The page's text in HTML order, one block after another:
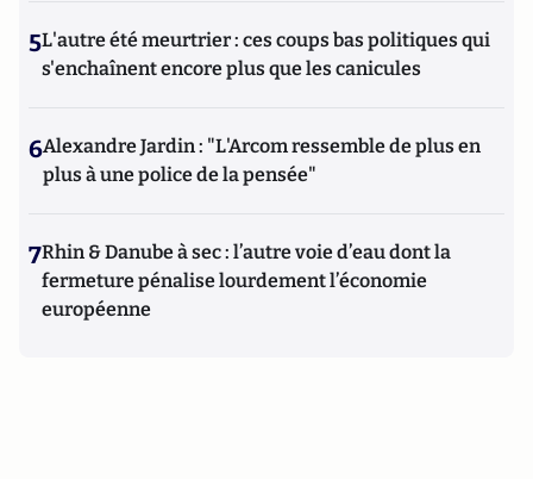
5L'autre été meurtrier : ces coups bas politiques qui
s'enchaînent encore plus que les canicules
6Alexandre Jardin : "L'Arcom ressemble de plus en
plus à une police de la pensée"
7Rhin & Danube à sec : l’autre voie d’eau dont la
fermeture pénalise lourdement l’économie
européenne